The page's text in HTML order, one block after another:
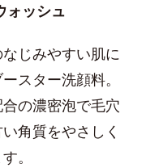
ォッシュ
じみやすい肌に
スター洗顔料。
の濃密泡で毛穴
角質をやさしく
。